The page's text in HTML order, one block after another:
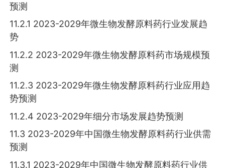
预测
11.2.1 2023-2029年微生物发酵原料药行业发展趋
势
11.2.2 2023-2029年微生物发酵原料药市场规模预
测
11.2.3 2023-2029年微生物发酵原料药行业应用趋
势预测
11.2.4 2023-2029年细分市场发展趋势预测
11.3 2023-2029年中国微生物发酵原料药行业供需
预测
11.3.1 2023-2029年中国微生物发酵原料药行业供